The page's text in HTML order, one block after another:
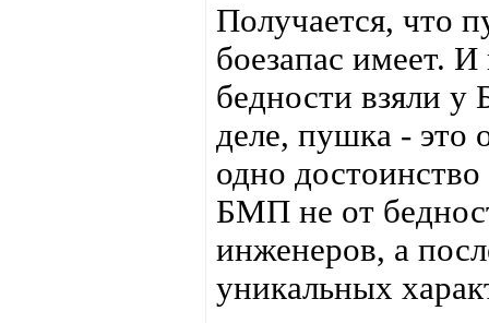
Получается, что
боезапас имеет.
бедности взяли
деле, пушка - это
одно
БМП не от
инженеров, а
уникальных